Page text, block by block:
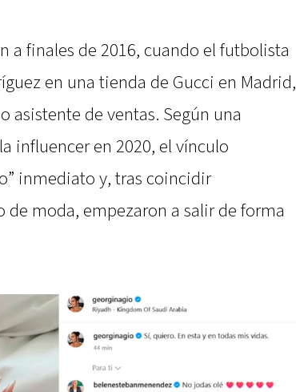
a finales de 2016, cuando el futbolista
en una tienda de Gucci en Madrid,
asistente de ventas. Según una
influencer en 2020, el vínculo
inmediato y, tras coincidir
de moda, empezaron a salir de forma